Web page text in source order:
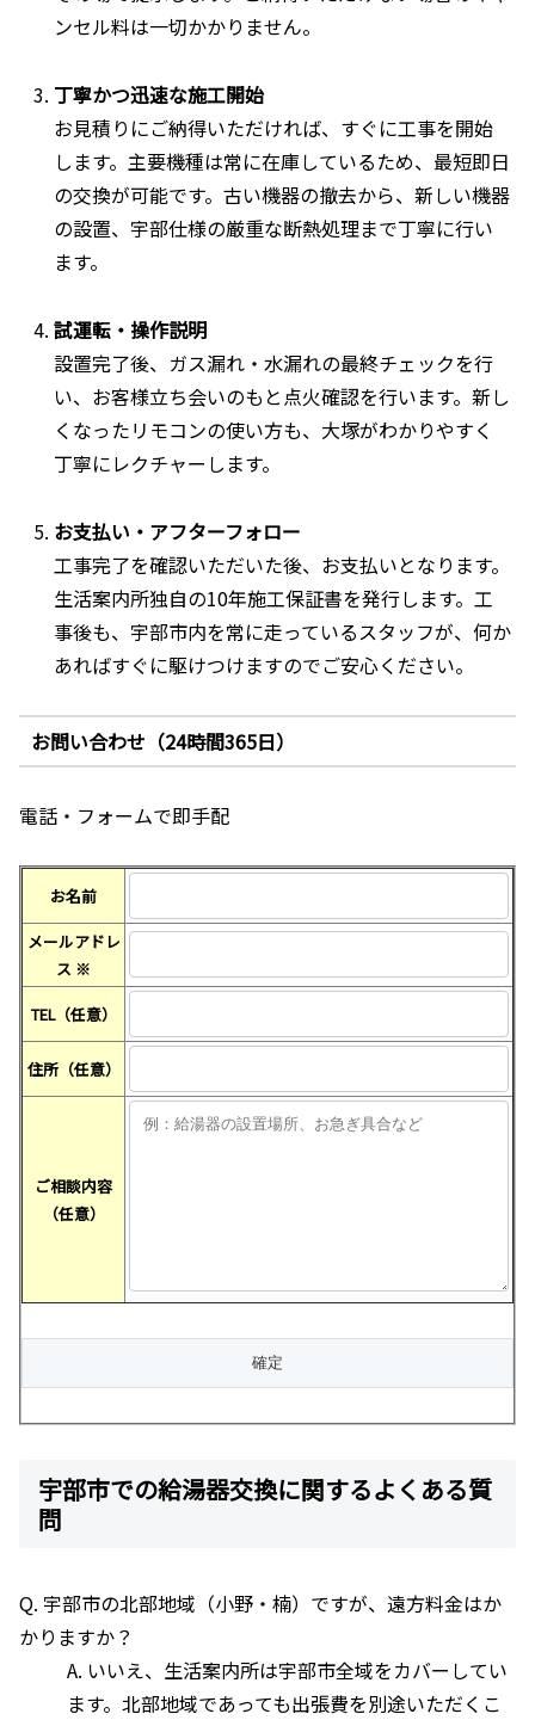
ンセル料は一切かかりません。
丁寧かつ迅速な施工開始
お見積りにご納得いただければ、すぐに工事を開始
します。主要機種は常に在庫しているため、最短即日
の交換が可能です。古い機器の撤去から、新しい機器
の設置、宇部仕様の厳重な断熱処理まで丁寧に行い
ます。
試運転・操作説明
設置完了後、ガス漏れ・水漏れの最終チェックを行
い、お客様立ち会いのもと点火確認を行います。新し
くなったリモコンの使い方も、大塚がわかりやすく
丁寧にレクチャーします。
お支払い・アフターフォロー
工事完了を確認いただいた後、お支払いとなります。
生活案内所独自の10年施工保証書を発行します。工
事後も、宇部市内を常に走っているスタッフが、何か
あればすぐに駆けつけますのでご安心ください。
お問い合わせ（24時間365日）
電話・フォームで即手配
お名前
メールアドレ
ス ※
TEL（任意）
住所（任意）
ご相談内容
（任意）
宇部市での給湯器交換に関するよくある質
問
Q. 宇部市の北部地域（小野・楠）ですが、遠方料金はか
かりますか？
A. いいえ、生活案内所は宇部市全域をカバーしてい
ます。北部地域であっても出張費を別途いただくこ